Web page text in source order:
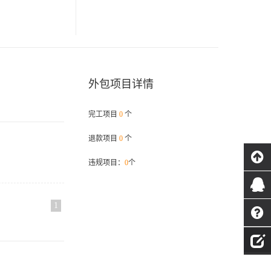
1
外包项目详情
完工项目 0 个
退款项目 0 个
违规项目： 0个